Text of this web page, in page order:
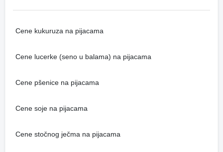
Cene kukuruza na pijacama
Cene lucerke (seno u balama) na pijacama
Cene pšenice na pijacama
Cene soje na pijacama
Cene stočnog ječma na pijacama